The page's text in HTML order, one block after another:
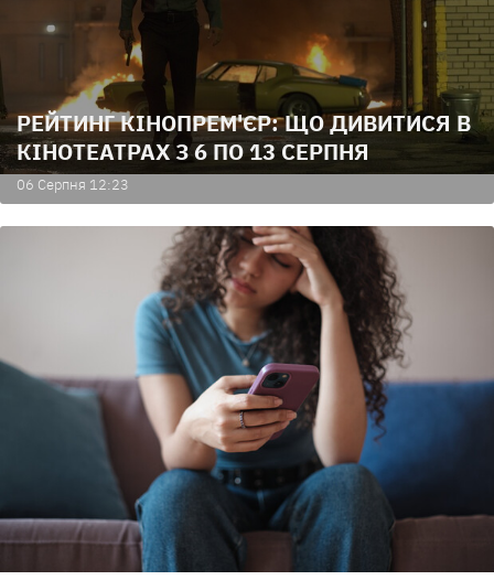
РЕЙТИНГ КІНОПРЕМ'ЄР: ЩО ДИВИТИСЯ В
КІНОТЕАТРАХ З 6 ПО 13 СЕРПНЯ
06 Серпня 12:23